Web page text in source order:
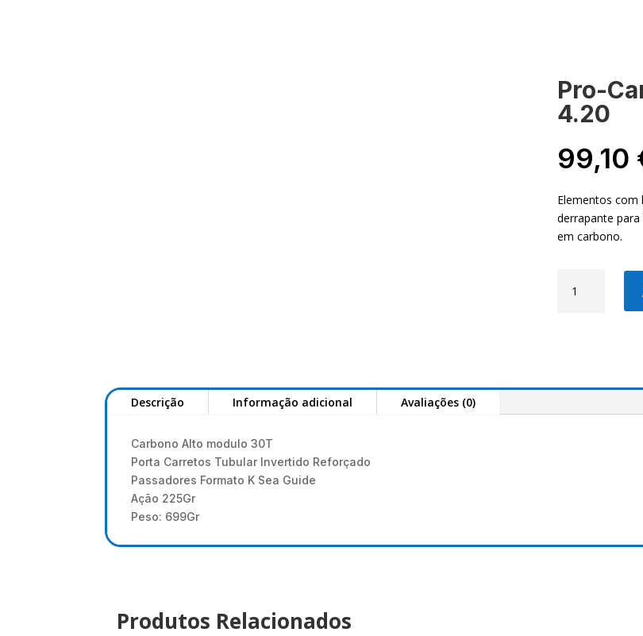
Pro-
4.20
99,10
Elementos com
derrapante
em carbono.
Surf
Descrição Informação adicional Avaliações (0)
Carbono Alto modulo 30T
Porta Carretos Tubular Invertido Reforçado
Passadores Formato K Sea Guide
Ação 225Gr
Peso: 699Gr
Produtos Relacionados